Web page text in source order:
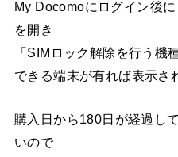
My Docomoにログイン後
を開き
「SIMロック解除を行う機
できる端末が有れば表示さ
購入日から180日が経過し
いので